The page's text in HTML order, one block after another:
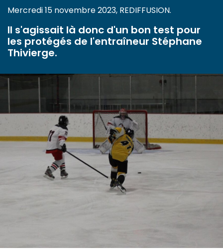
Mercredi 15 novembre 2023, REDIFFUSION.
Il s'agissait là donc d'un bon test pour
les protégés de l'entraîneur Stéphane
Thivierge.